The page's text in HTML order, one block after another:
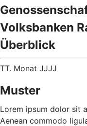
Volksbanken
Überblick
TT. Monat JJJJ
Muster
Lorem ipsum dolor sit
Aenean commodo